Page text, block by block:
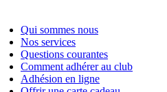
Qui sommes nous
Nos services
Questions courantes
Comment adhérer au club
Adhésion en ligne